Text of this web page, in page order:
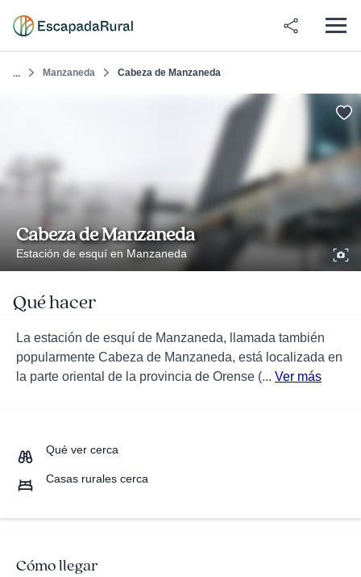
... Manzaneda Cabeza de Manzaneda
Cabeza de Manzaneda
Estación de esquí en Manzaneda
Qué hacer
La estación de esquí de Manzaneda, llamada también
popularmente Cabeza de Manzaneda, está localizada en
la parte oriental de la provincia de Orense (... Ver más
Qué ver cerca
Casas rurales cerca
Cómo llegar